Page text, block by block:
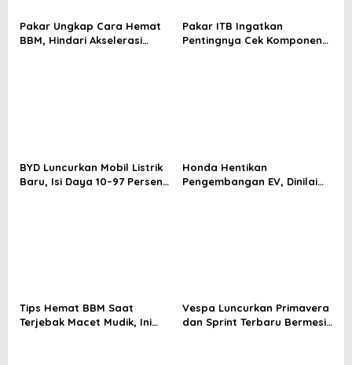
Pakar Ungkap Cara Hemat
BBM, Hindari Akselerasi
Pakar ITB Ingatkan
Pentingnya Cek Komponen
BYD Luncurkan Mobil Listrik
Baru, Isi Daya 10–97 Persen
Honda Hentikan
Pengembangan EV, Dinilai
Tips Hemat BBM Saat
Terjebak Macet Mudik, Ini
Vespa Luncurkan Primavera
dan Sprint Terbaru Bermesin